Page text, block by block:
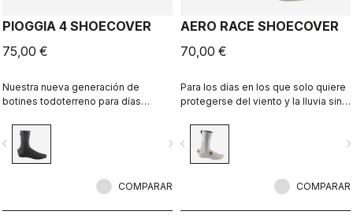
PIOGGIA 4 SHOECOVER
75,00 €
Nuestra nueva generación de
botines todoterreno para días
polar lo convierten en un botín
cálido y cómodo para los días
secos, y al mismo tiempo su diseño
condiciones húmedas.
navigate_next
COMPARAR
AERO RACE SHOECOVER
70,00 €
Para los días en los que solo quiere
protegerse del viento y la lluvia sin
y elástico se amolda a la zapatilla
para un ajuste perfecto y
aerodinámico que bloquea el viento
navigate_before
COMPARAR